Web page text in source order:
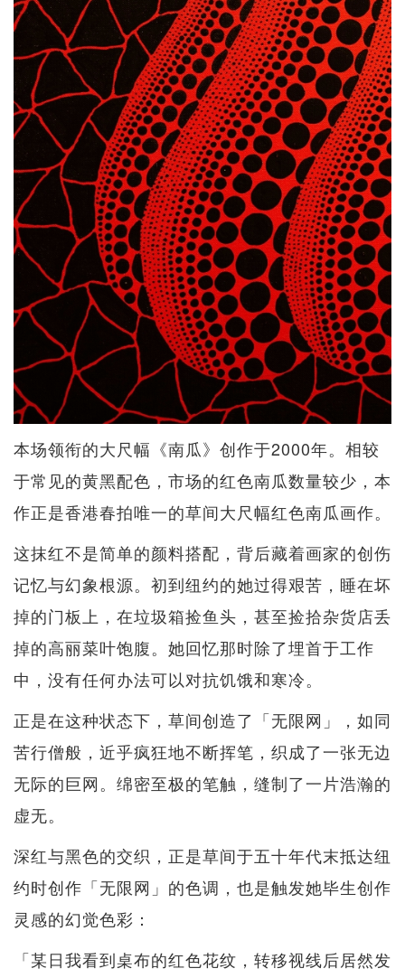
本场领衔的大尺幅《南瓜》创作于2000年。相较
于常见的黄黑配色，市场的红色南瓜数量较少，本
作正是香港春拍唯一的草间大尺幅红色南瓜画作。
这抹红不是简单的颜料搭配，背后藏着画家的创伤
记忆与幻象根源。初到纽约的她过得艰苦，睡在坏
掉的门板上，在垃圾箱捡鱼头，甚至捡拾杂货店丢
掉的高丽菜叶饱腹。她回忆那时除了埋首于工作
中，没有任何办法可以对抗饥饿和寒冷。
正是在这种状态下，草间创造了「无限网」，如同
苦行僧般，近乎疯狂地不断挥笔，织成了一张无边
无际的巨网。绵密至极的笔触，缝制了一片浩瀚的
虚无。
深红与黑色的交织，正是草间于五十年代末抵达纽
约时创作「无限网」的色调，也是触发她毕生创作
灵感的幻觉色彩：
「某日我看到桌布的红色花纹，转移视线后居然发